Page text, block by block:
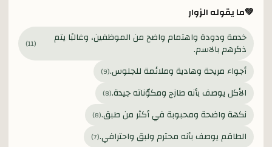
💚ما يقوله الزوار
خدمة ودودة واهتمام واضح من الموظفين، وغالبًا يتم
ذكرهم بالاسم. (
11
)
أجواء مريحة وهادية وملائمة للجلوس.(
9
)
الأكل يوصف بأنه طازج ومكوّناته جيدة.(
8
)
نكهة واضحة ومحبوبة في أكثر من طبق.(
8
)
الطاقم يوصف بأنه محترم ولبق واحترافي.(
7
)